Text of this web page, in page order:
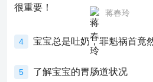
蒋春玲
4 宝宝总是吐奶，罪魁祸首竟
5 了解宝宝的胃肠道状况